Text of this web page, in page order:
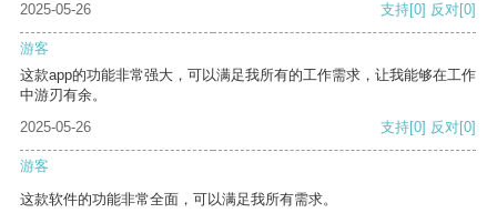
2025-05-26 支持[0] 反对[0]
游客
这款app的功能非常强大，可以满足我所有的工作需求，让我能够在工作
中游刃有余。
2025-05-26
支持[0] 反对[0]
游客
这款软件的功能非常全面，可以满足我所有需求。